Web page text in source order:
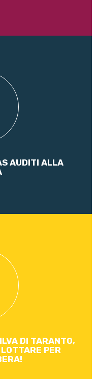
AUDITI ALLA
mie impressioni...
DI TARANTO,
PER
del Ministro Stefano
dell’area a caldo